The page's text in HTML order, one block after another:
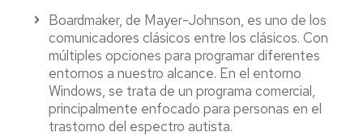
Boardmaker, de Mayer-Johnson, es uno de los
comunicadores clásicos entre los clásicos. Con
múltiples opciones para programar diferentes
entornos a nuestro alcance. En el entorno
Windows, se trata de un programa comercial,
principalmente enfocado para personas en el
trastorno del espectro autista.